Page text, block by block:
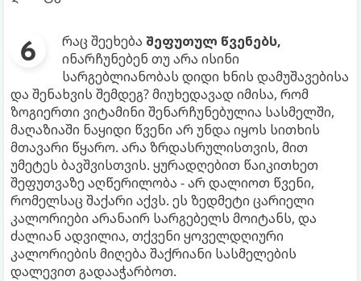
რაც შეეხება შეფუთულ წვენებს,
ინარჩუნებენ თუ არა ისინი
სარგებლიანობას დიდი ხნის დამუშავებისა
და შენახვის შემდეგ? მიუხედავად იმისა, რომ
ზოგიერთი ვიტამინი შენარჩუნებულია სასმელში,
მაღაზიაში ნაყიდი წვენი არ უნდა იყოს სითხის
მთავარი წყარო. არა ზრდასრულისთვის, მით
უმეტეს ბავშვისთვის. ყურადღებით წაიკითხეთ
შეფუთვაზე აღწერილობა - არ დალიოთ წვენი,
რომელსაც შაქარი აქვს. ეს ზედმეტი ცარიელი
კალორიები არანაირ სარგებელს მოიტანს, და
ძალიან ადვილია, თქვენი ყოველდღიური
კალორიების მიღება შაქრიანი სასმელების
დალევით გადააჭარბოთ.